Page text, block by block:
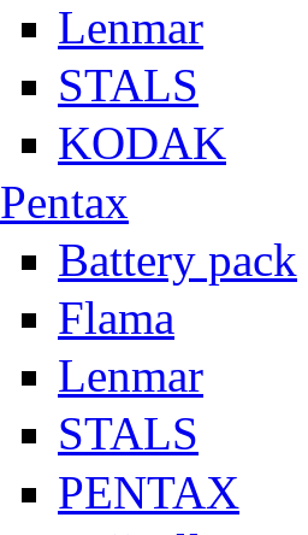
Lenmar
STALS
KODAK
Pentax
Battery pack
Flama
Lenmar
STALS
PENTAX